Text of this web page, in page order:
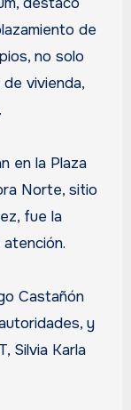
de
no solo
vivienda,
en la Plaza
Norte, sitio
fue la
Castañón
y
Silvia Karla